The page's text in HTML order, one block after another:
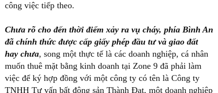
công việc tiếp theo.
Chưa rõ cho đến thời điểm xảy ra vụ cháy, phía Bình An
đã chính thức được cấp giấy phép đầu tư và giao đất
hay chưa, song một thực tế là các doanh nghiệp, cá nhân
muốn thuê mặt bằng kinh doanh tại Zone 9 đã phải làm
việc để ký hợp đồng với một công ty có tên là Công ty
TNHH Tư vấn bất động sản Thành Đạt, một doanh nghiệp